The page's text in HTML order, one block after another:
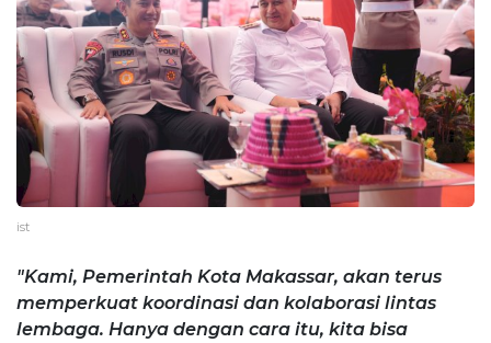
ist
"Kami, Pemerintah Kota Makassar, akan terus
memperkuat koordinasi dan kolaborasi lintas
lembaga. Hanya dengan cara itu, kita bisa